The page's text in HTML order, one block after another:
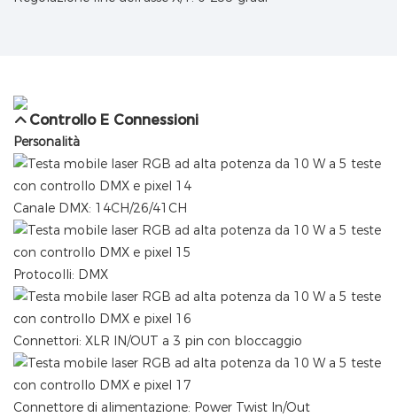
Controllo E Connessioni
Personalità
Canale DMX: 14CH/26/41CH
Protocolli: DMX
Connettori: XLR IN/OUT a 3 pin con bloccaggio
Connettore di alimentazione: Power Twist In/Out